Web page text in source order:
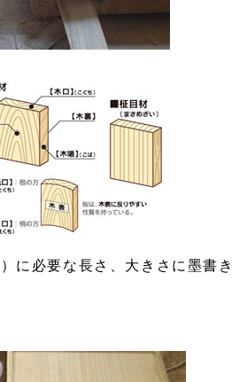
に必要な長さ、大きさに墨書き